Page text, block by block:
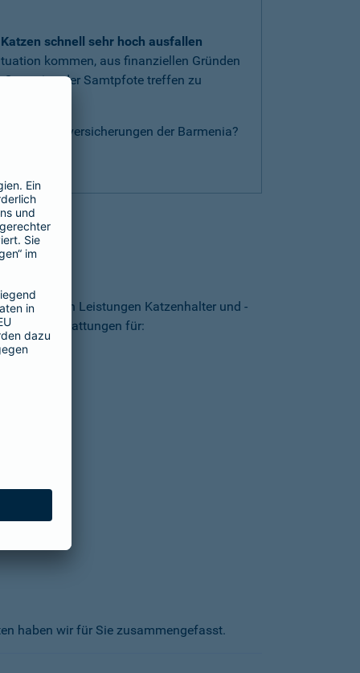
schnell sehr hoch ausfallen
kommen, aus finanziellen Gründen
der Samtpfote treffen zu
Katzenversicherungen der Barmenia?
Von welchen Leistungen Katzenhalter und -
Erstattungen für:
haben wir für Sie zusammengefasst.